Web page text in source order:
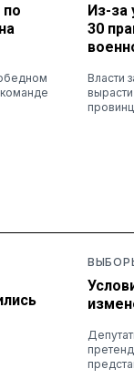
Из-за
30
Власти